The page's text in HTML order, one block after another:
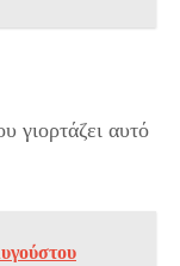
γιορτάζει αυτό